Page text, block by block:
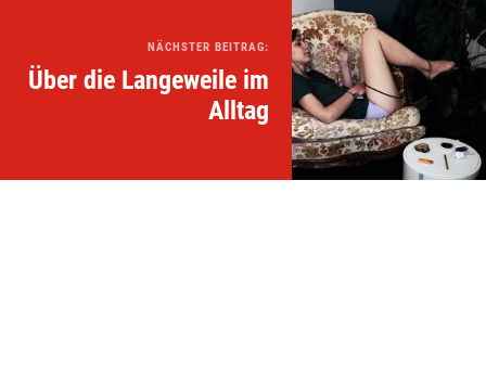
NÄCHSTER BEITRAG:
Über die Langeweile im
Alltag